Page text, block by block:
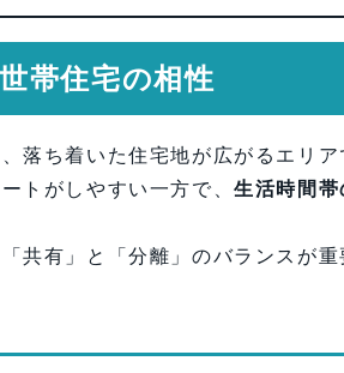
帯住宅の相性
落ち着いた住宅地が広がるエリ
トがしやすい一方で、生活時間帯
共有」と「分離」のバランスが重